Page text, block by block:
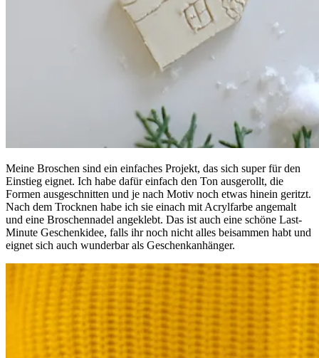
Meine Broschen sind ein einfaches Projekt, das sich super für den
Einstieg eignet. Ich habe dafür einfach den Ton ausgerollt, die
Formen ausgeschnitten und je nach Motiv noch etwas hinein geritzt.
Nach dem Trocknen habe ich sie einach mit Acrylfarbe angemalt
und eine Broschennadel angeklebt. Das ist auch eine schöne Last-
Minute Geschenkidee, falls ihr noch nicht alles beisammen habt und
eignet sich auch wunderbar als Geschenkanhänger.